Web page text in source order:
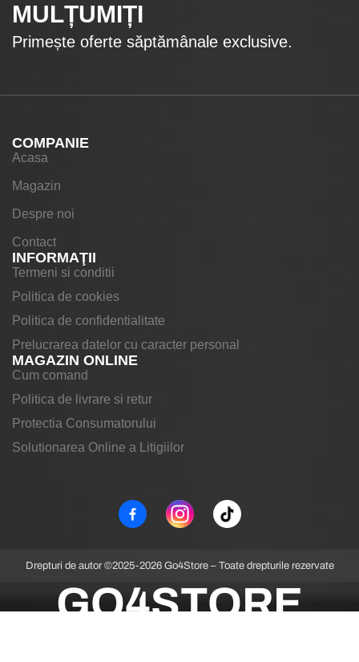
MULȚUMIȚI
Primește oferte săptămânale exclusive.
COMPANIE
Acasa
Magazin
Despre noi
Contact
INFORMAŢII
Termeni si conditii
Politica de cookies
Politica de confidentialitate
Prelucrarea datelor cu caracter personal
MAGAZIN ONLINE
Cum comand
Politica de livrare si retur
Protectia Consumatorului
Solutionarea Online a Litigiilor
Drepturi de autor ©2025-2026 Go4Store – Toate drepturile rezervate
GO4STORE